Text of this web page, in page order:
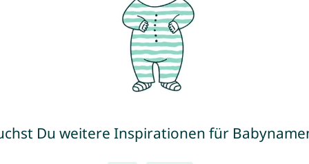
Du weitere Inspirationen für